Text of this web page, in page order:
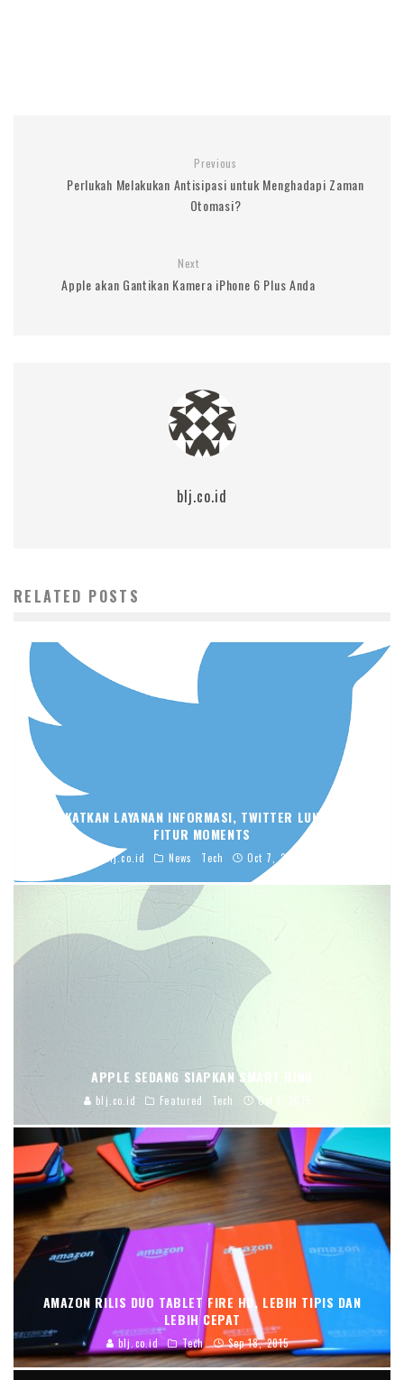
Previous
Perlukah Melakukan Antisipasi untuk Menghadapi Zaman
Otomasi?
Next
Apple akan Gantikan Kamera iPhone 6 Plus Anda
blj.co.id
RELATED POSTS
TINGKATKAN LAYANAN INFORMASI, TWITTER LUNCURKAN
FITUR MOMENTS
blj.co.id News Tech Oct 7, 2015
APPLE SEDANG SIAPKAN SMART RING
blj.co.id Featured Tech Oct 1, 2015
AMAZON RILIS DUO TABLET FIRE HD, LEBIH TIPIS DAN
LEBIH CEPAT
blj.co.id Tech Sep 18, 2015